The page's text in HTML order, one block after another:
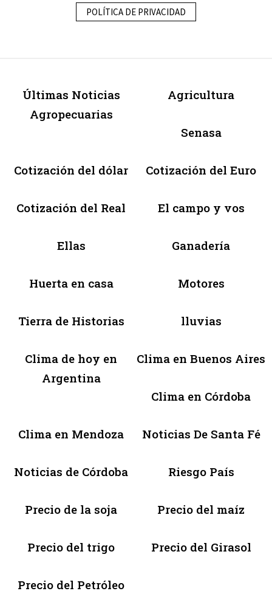
POLÍTICA DE PRIVACIDAD
Últimas Noticias
Agropecuarias
Agricultura
Senasa
Cotización del dólar Cotización del Euro
Cotización del Real El campo y vos
Ellas Ganadería
Huerta en casa Motores
Tierra de Historias lluvias
Clima de hoy en
Argentina
Clima en Buenos Aires
Clima en Córdoba
Clima en Mendoza Noticias De Santa Fé
Noticias de Córdoba Riesgo País
Precio de la soja Precio del maíz
Precio del trigo Precio del Girasol
Precio del Petróleo